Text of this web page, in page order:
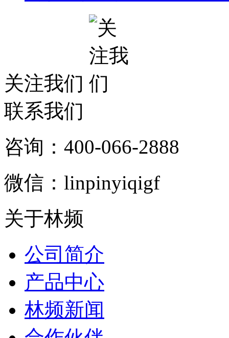
关注我们
联系我们
咨询：400-066-2888
微信：linpinyiqigf
关于林频
公司简介
产品中心
林频新闻